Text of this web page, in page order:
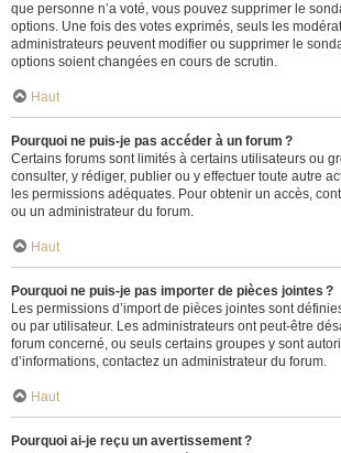
que personne n’a voté, vous pouvez supprimer le
options. Une fois des votes exprimés, seuls les
administrateurs peuvent modifier ou supprimer le
options soient changées en cours de scrutin.
Haut
Pourquoi ne puis-je pas accéder à un forum ?
Certains forums sont limités à certains utilisateurs ou
consulter, y rédiger, publier ou y effectuer toute autre
les permissions adéquates. Pour obtenir un accès,
ou un administrateur du forum.
Haut
Pourquoi ne puis-je pas importer de pièces jointes ?
Les permissions d’import de pièces jointes sont
ou par utilisateur. Les administrateurs ont peut-être
forum concerné, ou seuls certains groupes y sont
d’informations, contactez un administrateur du forum.
Haut
Pourquoi ai-je reçu un avertissement ?